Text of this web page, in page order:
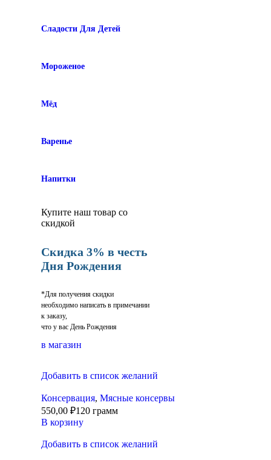
Сладости Для Детей
Мороженое
Мёд
Варенье
Напитки
Купите наш товар со
скидкой
Скидка 3% в честь
Дня Рождения
*Для получения скидки
необходимо написать в примечании
к заказу,
что у вас День Рождения
в магазин
Добавить в список желаний
Консервация, Мясные консервы
550,00 ₽120 грамм
В корзину
Добавить в список желаний